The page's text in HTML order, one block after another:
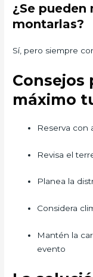
¿Se pueden
montarlas?
Sí, pero siempre
Consejos
máximo
Reserva con
Revisa el
Planea la
Considera
Mantén la
evento